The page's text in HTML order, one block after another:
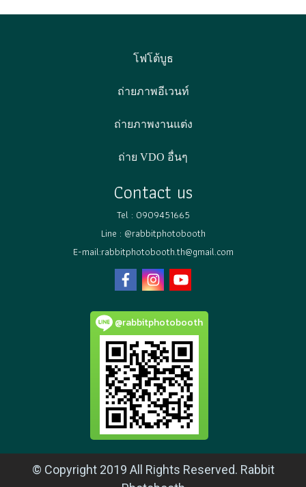
โฟโต้บูธ
ถ่ายภาพอีเวนท์
ถ่ายภาพงานแต่ง
ถ่าย VDO อื่นๆ
Contact us
Tel : 0909451665
Line : @rabbitphotobooth
E-mail:rabbitphotobooth.th@gmail.com
@rabbitphotobooth
© Copyright 2019 All Rights Reserved. Rabbit